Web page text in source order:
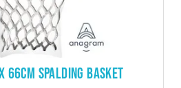
SPALDING BASKET